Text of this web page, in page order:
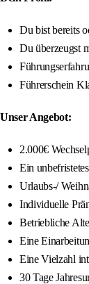
Du bist bereits
Du überzeugst
Führerschein
Unser Angebot:
2.000€
Ein
Urlaubs-/
Individuelle
Betriebliche
Eine
Eine Vielzahl
30 Tage